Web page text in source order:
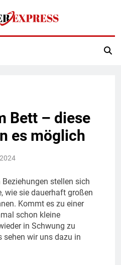
Express
Bett – diese
es möglich
stellen sich
wie sie dauerhaft großen
Kommt es zu einer
schon kleine
in Schwung zu
sehen wir uns dazu in